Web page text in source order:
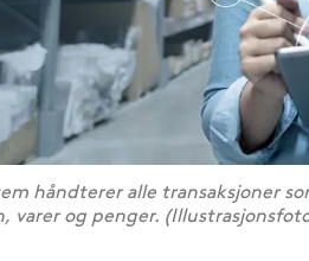
håndterer alle transaksjoner
varer og penger.